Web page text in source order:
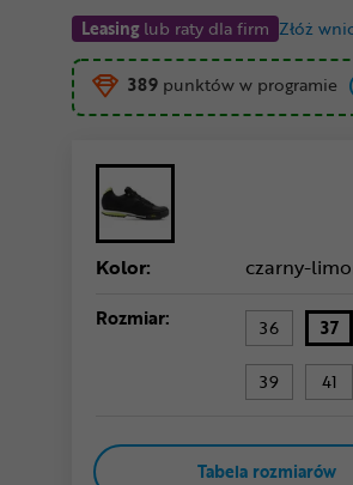
Leasinglub raty dla firm Złóż
389 punktów w programie
Kolor: czarny-
Rozmiar: 36 37
39 41
Tabela rozmiarów